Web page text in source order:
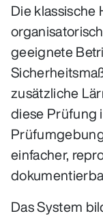
Die klassische
geeignete
zusätzliche
diese Prüfung
einfacher,
Das System